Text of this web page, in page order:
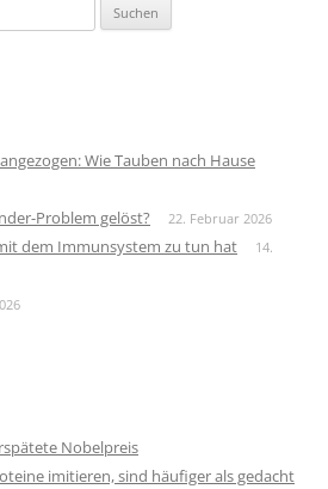
Wie Tauben nach Hause
Problem gelöst? 22. Februar 2026
dem Immunsystem zu tun hat
14.
Nobelpreis
imitieren, sind häufiger als gedacht